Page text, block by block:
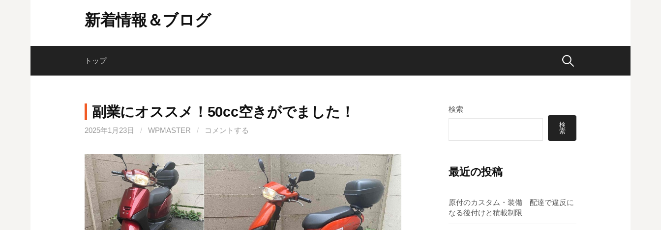
ン
新着情報＆ブログ
トップ 検
副業にオススメ！50cc空きがでました！
2025年1月23日 / WPMASTER / コメントする
検索
検
索
最近の投稿
原付のカスタム・装備｜配達で違反に
なる後付けと積載制限